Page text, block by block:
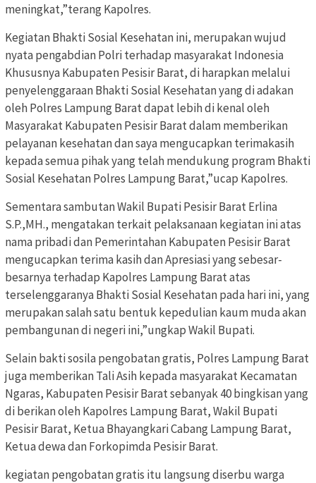
meningkat,”terang Kapolres.
Kegiatan Bhakti Sosial Kesehatan ini, merupakan wujud
nyata pengabdian Polri terhadap masyarakat Indonesia
Khususnya Kabupaten Pesisir Barat, di harapkan melalui
penyelenggaraan Bhakti Sosial Kesehatan yang di adakan
oleh Polres Lampung Barat dapat lebih di kenal oleh
Masyarakat Kabupaten Pesisir Barat dalam memberikan
pelayanan kesehatan dan saya mengucapkan terimakasih
kepada semua pihak yang telah mendukung program Bhakti
Sosial Kesehatan Polres Lampung Barat,”ucap Kapolres.
Sementara sambutan Wakil Bupati Pesisir Barat Erlina
S.P.,MH., mengatakan terkait pelaksanaan kegiatan ini atas
nama pribadi dan Pemerintahan Kabupaten Pesisir Barat
mengucapkan terima kasih dan Apresiasi yang sebesar-
besarnya terhadap Kapolres Lampung Barat atas
terselenggaranya Bhakti Sosial Kesehatan pada hari ini, yang
merupakan salah satu bentuk kepedulian kaum muda akan
pembangunan di negeri ini,”ungkap Wakil Bupati.
Selain bakti sosila pengobatan gratis, Polres Lampung Barat
juga memberikan Tali Asih kepada masyarakat Kecamatan
Ngaras, Kabupaten Pesisir Barat sebanyak 40 bingkisan yang
di berikan oleh Kapolres Lampung Barat, Wakil Bupati
Pesisir Barat, Ketua Bhayangkari Cabang Lampung Barat,
Ketua dewa dan Forkopimda Pesisir Barat.
kegiatan pengobatan gratis itu langsung diserbu warga